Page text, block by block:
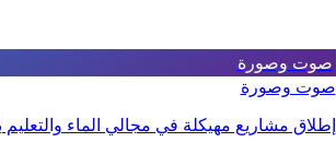
صوت وصورة
صوت وصورة
إطلاق مشاريع مهيكلة في مجالي الماء والتعليم